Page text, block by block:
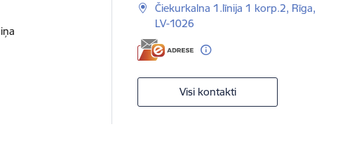
Čiekurkalna 1.līnija 1 korp.2, Rīga,
LV-1026
Visi kontakti